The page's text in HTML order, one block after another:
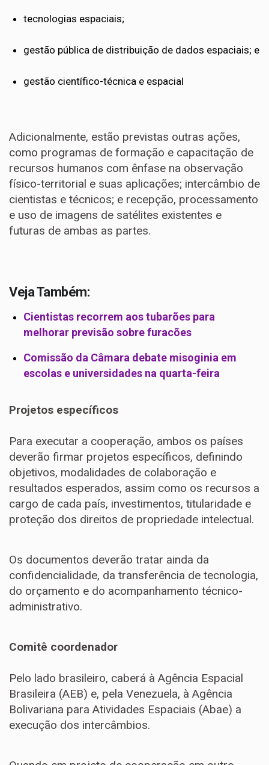
tecnologias espaciais;
gestão pública de distribuição de dados espaciais; e
gestão científico-técnica e espacial
Adicionalmente, estão previstas outras ações,
como programas de formação e capacitação de
recursos humanos com ênfase na observação
físico-territorial e suas aplicações; intercâmbio de
cientistas e técnicos; e recepção, processamento
e uso de imagens de satélites existentes e
futuras de ambas as partes.
Veja Também:
Cientistas recorrem aos tubarões para
melhorar previsão sobre furacões
Comissão da Câmara debate misoginia em
escolas e universidades na quarta-feira
Projetos específicos
Para executar a cooperação, ambos os países
deverão firmar projetos específicos, definindo
objetivos, modalidades de colaboração e
resultados esperados, assim como os recursos a
cargo de cada país, investimentos, titularidade e
proteção dos direitos de propriedade intelectual.
Os documentos deverão tratar ainda da
confidencialidade, da transferência de tecnologia,
do orçamento e do acompanhamento técnico-
administrativo.
Comitê coordenador
Pelo lado brasileiro, caberá à Agência Espacial
Brasileira (AEB) e, pela Venezuela, à Agência
Bolivariana para Atividades Espaciais (Abae) a
execução dos intercâmbios.